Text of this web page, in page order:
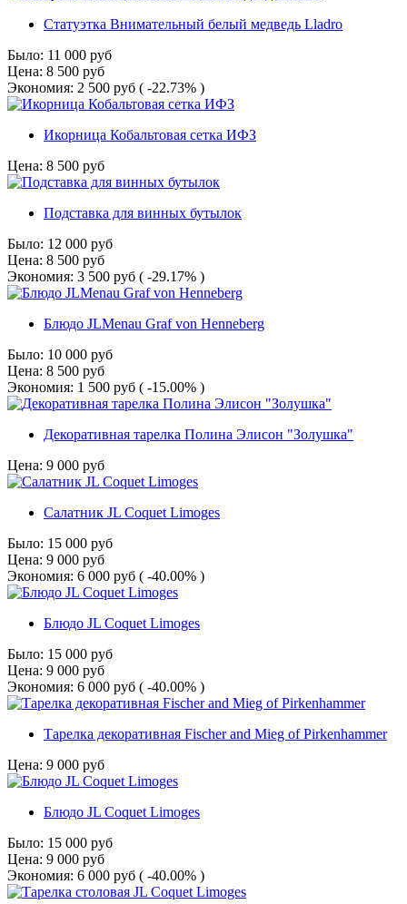
Статуэтка Внимательный белый медведь Lladro
Было: 11 000 руб
Цена: 8 500 руб
Экономия: 2 500 руб ( -22.73% )
Икорница Кобальтовая сетка ИФЗ
Цена: 8 500 руб
Подставка для винных бутылок
Было: 12 000 руб
Цена: 8 500 руб
Экономия: 3 500 руб ( -29.17% )
Блюдо JLMenau Graf von Henneberg
Было: 10 000 руб
Цена: 8 500 руб
Экономия: 1 500 руб ( -15.00% )
Декоративная тарелка Полина Элисон "Золушка"
Цена: 9 000 руб
Салатник JL Coquet Limoges
Было: 15 000 руб
Цена: 9 000 руб
Экономия: 6 000 руб ( -40.00% )
Блюдо JL Coquet Limoges
Было: 15 000 руб
Цена: 9 000 руб
Экономия: 6 000 руб ( -40.00% )
Тарелка декоративная Fischer and Mieg of Pirkenhammer
Цена: 9 000 руб
Блюдо JL Coquet Limoges
Было: 15 000 руб
Цена: 9 000 руб
Экономия: 6 000 руб ( -40.00% )